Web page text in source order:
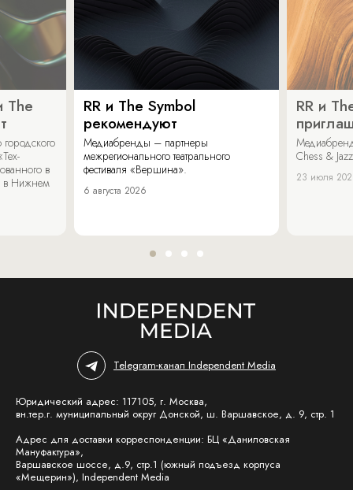
The
в
в Нижнем
RR и The Symbol
рекомендуют
Медиабренды – партнеры
межрегионального театрального
фестиваля «Вершина».
6 августа 2026
RR и
Chess &
23 июля
Telegram-канал Independent Media
Юридический адрес: 117105, г. Москва,
вн.тер.г. муниципальный округ Донской, ш. Варшавское, д. 9, стр. 1
Адрес для доставки корреспонденции: БЦ «Даниловская
Мануфактура»,
Варшавское шоссе, д.9, стр.1 (южный подъезд корпуса
«Мещерин»), Independent Media